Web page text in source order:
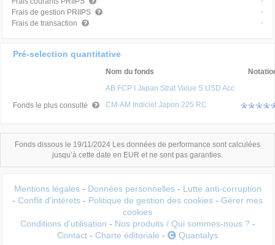
Frais de gestion PRIIPS
-
Frais de transaction
-
Pré-selection quantitative
Nom du fonds
AB FCP I Japan Strat Value S USD Acc
Fonds le plus consulté
CM-AM Indiciel Japon 225 RC
Fonds dissous le 19/11/2024 Les données de performance sont calculées
jusqu’à cette date en EUR et ne sont pas garanties.
Mentions légales - Données personnelles - Lutte anti-corruption
- Conflit d'intérets - Politique de gestion des cookies - Gérer mes
cookies
Conditions d'utilisation - Nos produits / Qui sommes-nous ? -
Contact - Charte éditoriale - Quantalys